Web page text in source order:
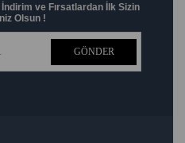
ve Fırsatlardan İlk Sizin
Olsun !
GÖNDER